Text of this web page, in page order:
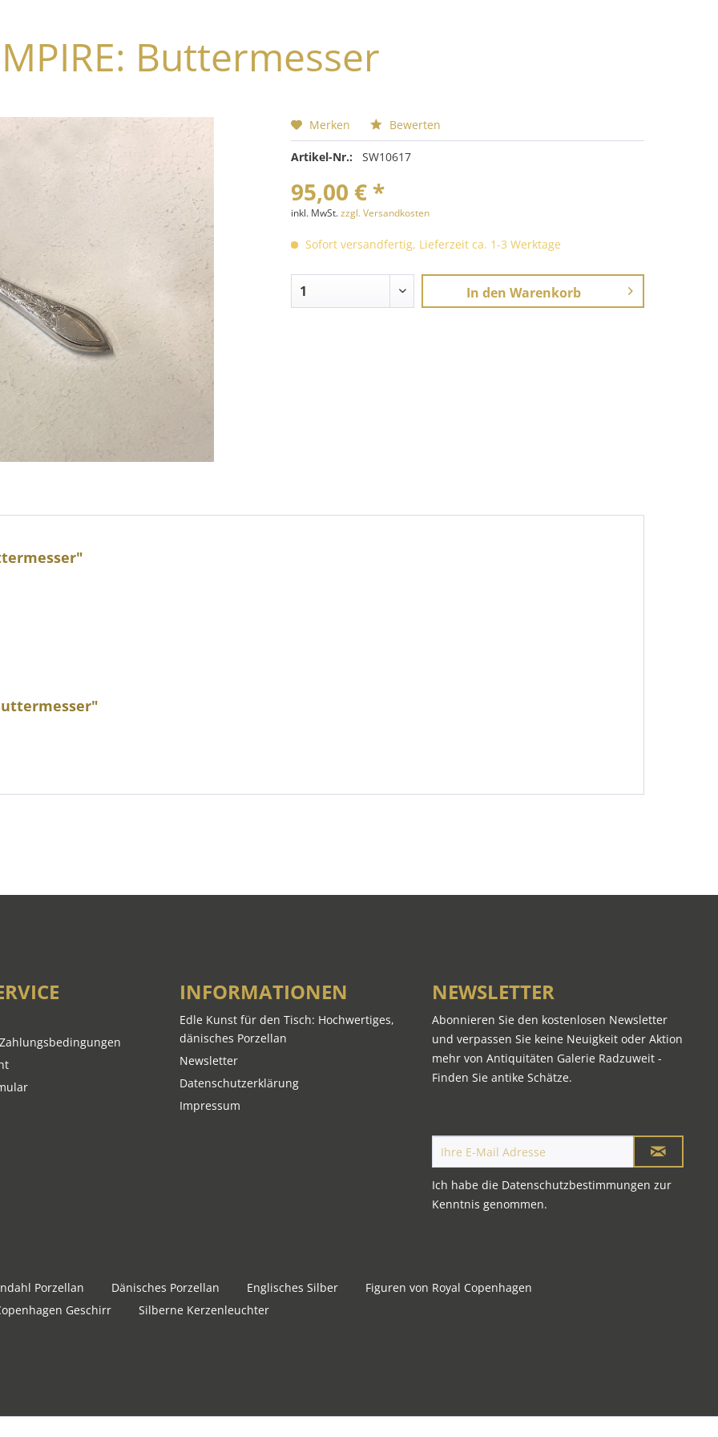
Buttermesser
Merken Bewerten
Artikel-Nr.: SW10617
95,00 € *
inkl. MwSt.zzgl. Versandkosten
Sofort versandfertig, Lieferzeit ca. 1-3 Werktage
In den Warenkorb
INFORMATIONEN
Edle Kunst für den Tisch: Hochwertiges,
dänisches Porzellan
Newsletter
Datenschutzerklärung
Impressum
NEWSLETTER
Abonnieren Sie den kostenlosen Newsletter
und verpassen Sie keine Neuigkeit oder Aktion
mehr von Antiquitäten Galerie Radzuweit -
Finden Sie antike Schätze.
Ich habe die Datenschutzbestimmungen zur
Kenntnis genommen.
Porzellan Dänisches Porzellan Englisches Silber
Figuren von Royal Copenhagen
Geschirr
Silberne Kerzenleuchter